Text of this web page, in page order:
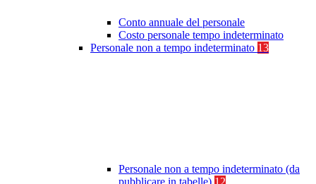
Conto annuale del personale
Costo personale tempo indeterminato
Personale non a tempo indeterminato 13
Personale non a tempo indeterminato (da